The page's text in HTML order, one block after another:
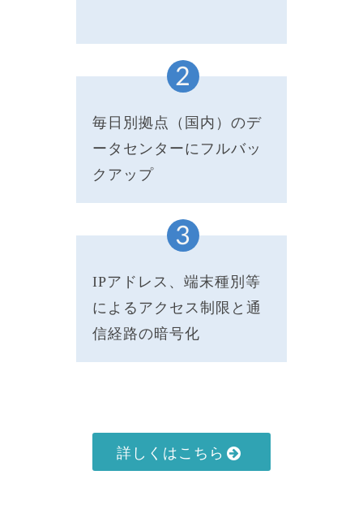
毎日別拠点（国内）のデ
ータセンターにフルバッ
クアップ
IPアドレス、端末種別等
によるアクセス制限と通
信経路の暗号化
詳しくはこちら